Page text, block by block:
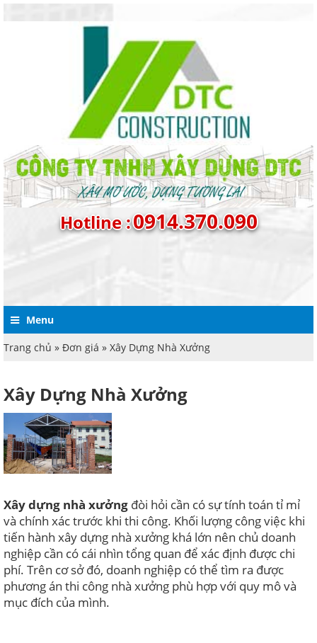
Hotline :0914.370.090
Menu
Trang chủ » Đơn giá » Xây Dựng Nhà Xưởng
Xây Dựng Nhà Xưởng
Xây dựng nhà xưởng đòi hỏi cần có sự tính toán tỉ mỉ
và chính xác trước khi thi công. Khối lượng công việc khi
tiến hành xây dựng nhà xưởng khá lớn nên chủ doanh
nghiệp cần có cái nhìn tổng quan để xác định được chi
phí. Trên cơ sở đó, doanh nghiệp có thể tìm ra được
phương án thi công nhà xưởng phù hợp với quy mô và
mục đích của mình.